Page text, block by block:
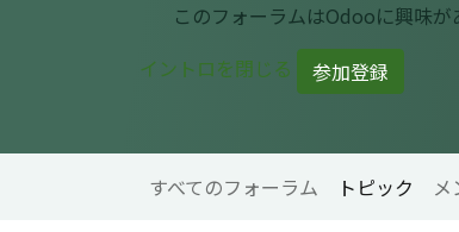
このフォーラムはOdooに興味
イントロを閉じる
参加登録
すべてのフォーラム トピック メ